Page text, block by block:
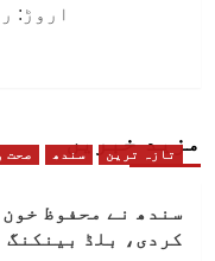
اروڑ:
مزید خبریں
تازہ ترین سندھ صحت
سندھ نے محفوظ
کردی، بلڈ بینکنگ